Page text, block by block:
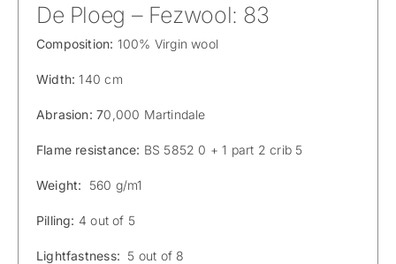
De Ploeg – Fezwool: 83
Composition: 100% Virgin wool
Width: 140 cm
Abrasion: 70,000 Martindale
Flame resistance: BS 5852 0 + 1 part 2 crib 5
Weight: 560 g/m1
Pilling: 4 out of 5
Lightfastness: 5 out of 8